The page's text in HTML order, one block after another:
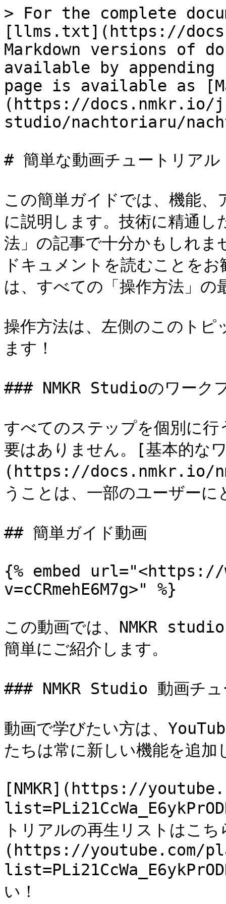
> For the complete
[llms.txt](https://
Markdown versions of
available by
page is available as
(https://docs.nmkr.io/
studio/nachtoriaru/
# 簡単な動画チュートリアル
この簡単ガイドでは、機能
に説明します。技術に精通
法」の記事で十分かもしれ
ドキュメントを読むことを
は、すべての「操作方法」
操作方法は、左側のこのト
ます！
### NMKR Studioのワーク
すべてのステップを個別に
要はありません。[基本的な
(https://docs.nmkr.io/
うことは、一部のユーザー
## 簡単ガイド動画
{% embed url="<https://
v=cCRmehE6M7g>" %}
この動画では、NMKR
簡単にご紹介します。
### NMKR Studio 動画チュ
動画で学びたい方は、
たちは常に新しい機能を追
[NMKR](https://
トリアルの再生リストはこ
(https://youtube.com/